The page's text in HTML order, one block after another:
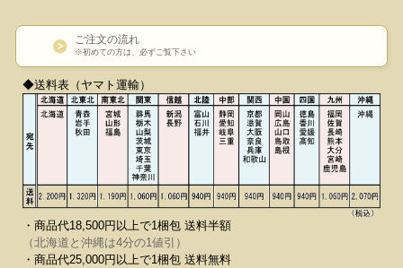
ご注文の流れ
※初めての方は、必ずご覧下さい
◆送料表（ヤマト運輸）
・商品代18,500円以上で1梱包 送料半額
（北海道と沖縄は4分の1値引）
・商品代25,000円以上で1梱包 送料無料